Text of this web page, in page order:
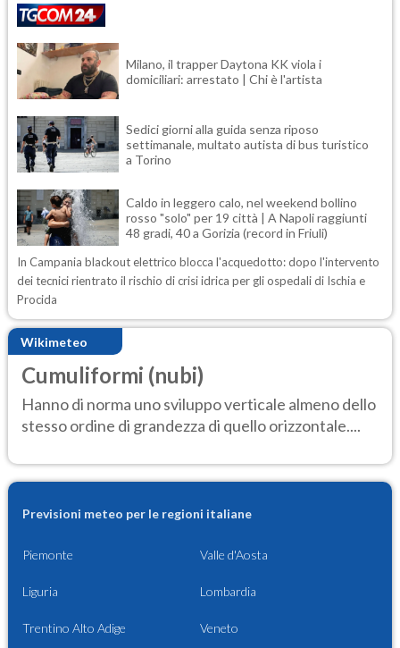
Milano, il trapper Daytona KK viola i
domiciliari: arrestato | Chi è l'artista
Sedici giorni alla guida senza riposo
settimanale, multato autista di bus turistico
a Torino
Caldo in leggero calo, nel weekend bollino
rosso "solo" per 19 città | A Napoli raggiunti
48 gradi, 40 a Gorizia (record in Friuli)
In Campania blackout elettrico blocca l'acquedotto: dopo l'intervento
dei tecnici rientrato il rischio di crisi idrica per gli ospedali di Ischia e
Procida
Wikimeteo
Cumuliformi (nubi)
Hanno di norma uno sviluppo verticale almeno dello
stesso ordine di grandezza di quello orizzontale....
Previsioni meteo per le regioni italiane
Piemonte Valle d'Aosta
Liguria Lombardia
Trentino Alto Adige Veneto